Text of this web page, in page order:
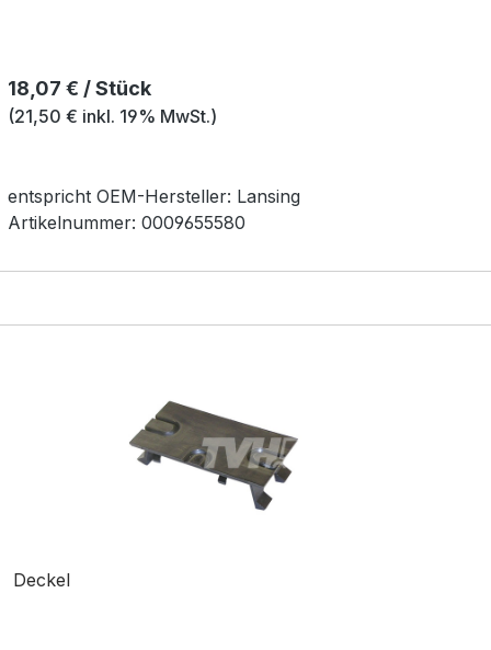
Regulärer Preis:
18,07 € / Stück
(21,50 € inkl. 19% MwSt.)
entspricht OEM-Hersteller: Lansing
Artikelnummer: 0009655580
Deckel